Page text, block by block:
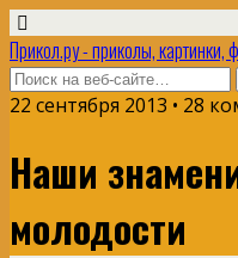
Прикол.ру - приколы, картинки,
22 сентября 2013 • 28
Наши
молодости